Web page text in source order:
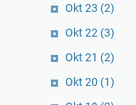
Okt 23 (2)
Okt 22 (3)
Okt 21 (2)
Okt 20 (1)